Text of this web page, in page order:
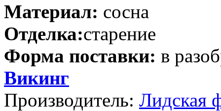
Материал: сосна
Отделка:старение
Форма поставки: в
Викинг
Производитель: Лидская